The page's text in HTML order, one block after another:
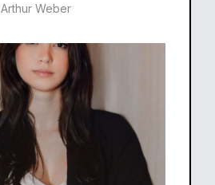
Arthur Weber